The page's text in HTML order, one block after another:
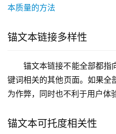
锚文本链接多样性
锚文本链接不能全部都指
键词相关的其他页面。如果全
为作弊，同时也不利于用户体
锚文本可托度相关性